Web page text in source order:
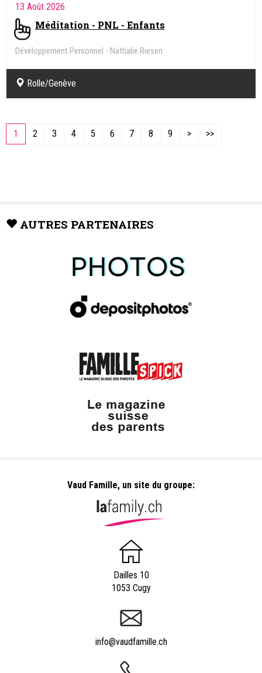
13 Août 2026
Méditation - PNL - Enfants
Développement Personnel - Nathalie Riesen
Rolle/Genève
1 2 3 4 5 6 7 8 9 > >>
AUTRES PARTENAIRES
Vaud Famille, un site du groupe:
Dailles 10
1053 Cugy
info@vaudfamille.ch